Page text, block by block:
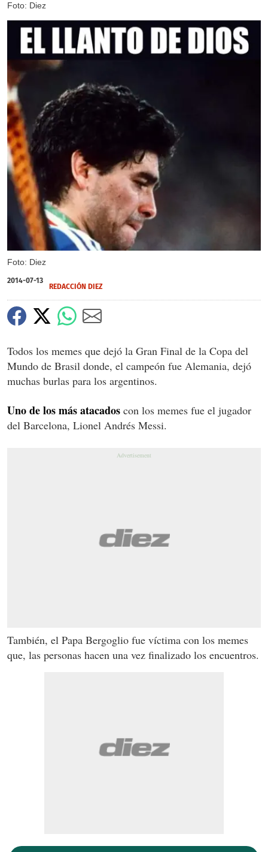
Foto: Diez
Foto: Diez
2014-07-13
REDACCIÓN DIEZ
Todos los memes que dejó la Gran Final de la Copa del
Mundo de Brasil donde, el campeón fue Alemania, dejó
muchas burlas para los argentinos.
Uno de los más atacados con los memes fue el jugador
del Barcelona, Lionel Andrés Messi.
También, el Papa Bergoglio fue víctima con los memes
que, las personas hacen una vez finalizado los encuentros.